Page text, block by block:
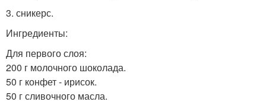
3. сникерс.
Ингредиенты:
Для первого слоя:
200 г молочного шоколада.
50 г конфет - ирисок.
50 г сливочного масла.